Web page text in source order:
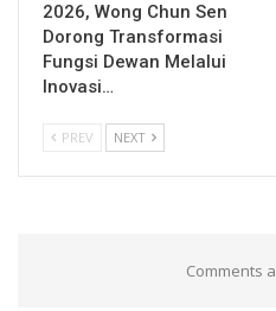
2026, Wong Chun Sen
Dorong Transformasi
Fungsi Dewan Melalui
Inovasi…
PREV NEXT
Comments